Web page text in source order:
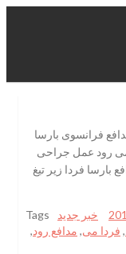
فرانسوی بارسا
می رود عمل جراحی
بارسا فردا زیر تیغ
خبر جدید
Tags
, فردا می, مدافع رود,